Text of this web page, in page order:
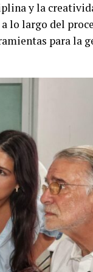
y la
lo largo del
para la